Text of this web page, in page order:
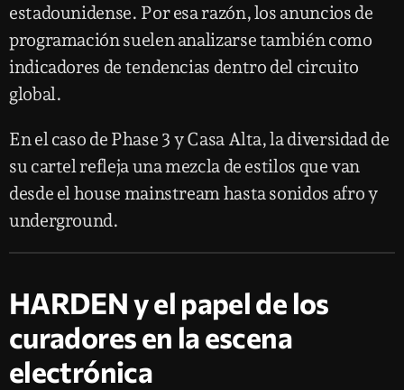
estadounidense. Por esa razón, los anuncios de
programación suelen analizarse también como
indicadores de tendencias dentro del circuito
global.
En el caso de Phase 3 y Casa Alta, la diversidad de
su cartel refleja una mezcla de estilos que van
desde el house mainstream hasta sonidos afro y
underground.
HARDEN y el papel de los
curadores en la escena
electrónica